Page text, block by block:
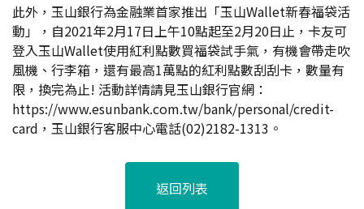
此外，玉山銀行為金融業首家推出「玉山Wallet新春福袋活
動」，自2021年2月17日上午10點起至2月20日止，卡友可
登入玉山Wallet使用紅利點數買福袋試手氣，有機會帶走吹
風機、行李箱，還有最高1萬點的紅利點數刮刮卡，數量有
限，換完為止! 活動詳情請見玉山銀行官網：
https://www.esunbank.com.tw/bank/personal/credit-
card ，玉山銀行客服中心電話(02)2182-1313。
返回列表